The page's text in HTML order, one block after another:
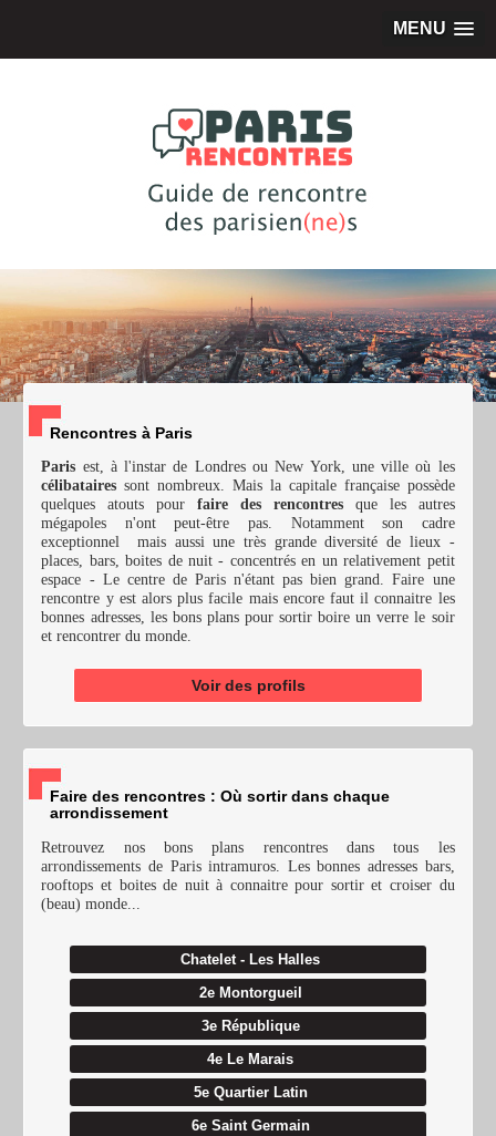
MENU
Rencontres à Paris
Paris est, à l'instar de Londres ou New York, une ville où les
célibataires sont nombreux. Mais la capitale française possède
quelques atouts pourfaire des rencontresque les autres
mégapoles n'ont peut-être pas. Notamment son cadre
exceptionnel mais aussi une très grande diversité de lieux -
places, bars, boites de nuit - concentrés en un relativement petit
espace - Le centre de Paris n'étant pas bien grand. Faire une
rencontre y est alors plus facile mais encore faut il connaitre les
bonnes adresses, les bons plans pour sortir boire un verre le soir
et rencontrer du monde.
Voir des profils
Faire des rencontres : Où sortir dans chaque
arrondissement
Retrouvez nos bons plans rencontres dans tous les
arrondissements de Paris intramuros. Les bonnes adresses bars,
rooftops et boites de nuit à connaitre pour sortir et croiser du
(beau) monde...
Chatelet - Les Halles
2e Montorgueil
3e République
4e Le Marais
5e Quartier Latin
6e Saint Germain